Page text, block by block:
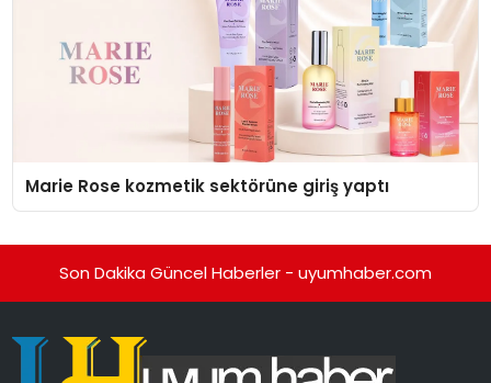
Marie Rose kozmetik sektörüne giriş yaptı
Son Dakika Güncel Haberler - uyumhaber.com